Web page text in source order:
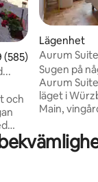
5 i genomsnittligt
(585)
och
Lägenhet
Aurum
Sugen på
Aurum
läget i
Main,
närhet,
km). Du bor i en kulturminnesmärkt